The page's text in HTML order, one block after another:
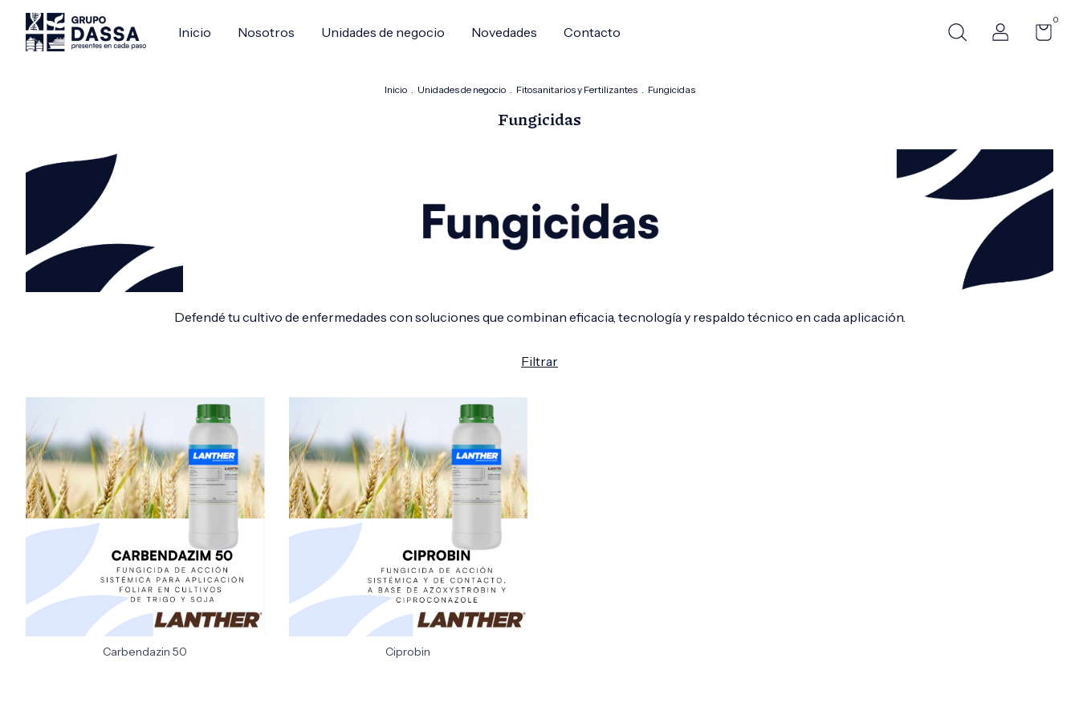
Inicio Nosotros Unidades de negocio Novedades Contacto
0
Inicio . Unidades de negocio . Fitosanitarios y Fertilizantes . Fungicidas
Fungicidas
Defendé tu cultivo de enfermedades con soluciones que combinan eficacia, tecnología y respaldo técnico en cada aplicación.
Filtrar
Carbendazin 50 Ciprobin